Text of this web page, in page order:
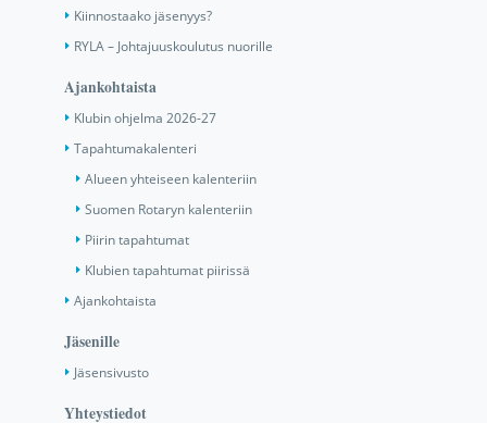
Kiinnostaako jäsenyys?
RYLA – Johtajuuskoulutus nuorille
Ajankohtaista
Klubin ohjelma 2026-27
Tapahtumakalenteri
Alueen yhteiseen kalenteriin
Suomen Rotaryn kalenteriin
Piirin tapahtumat
Klubien tapahtumat piirissä
Ajankohtaista
Jäsenille
Jäsensivusto
Yhteystiedot